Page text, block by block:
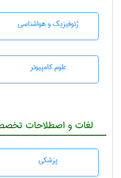
ژئوفيزيك و هواشناسی
علوم کامپیوتر
لغات و اصطلاحات
پزشكی